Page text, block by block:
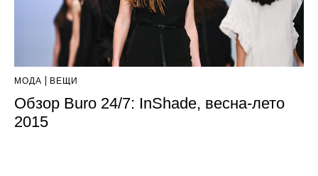
МОДА ВЕЩИ
Обзор Buro 24/7: InShade, весна-лето
2015